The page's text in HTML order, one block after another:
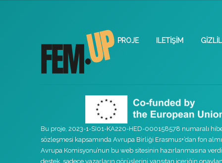
PROJE ILETIŞIM
Bu proje, 2023-1-SI01-KA220-HED-000158578 numaralı
sözleşmesi kapsamında Avrupa Birliği Erasmus+’dan fon
Avrupa Komisyonu’nun bu web sitesinin hazırlanmasına
destek, sadece yazarların görüşlerini yansıtan içeriğin